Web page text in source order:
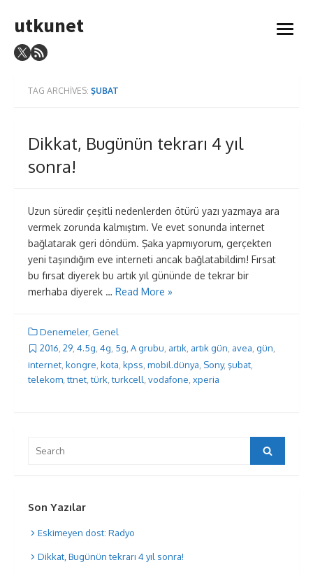
to
utkunet
open
TAG ARCHIVES: ŞUBAT
Dikkat, Bugünün tekrarı 4 yıl
sonra!
Uzun süredir çeşitli nedenlerden ötürü yazı yazmaya ara
vermek zorunda kalmıştım. Ve evet sonunda internet
bağlatarak geri döndüm. Şaka yapmıyorum, gerçekten
yeni taşındığım eve interneti ancak bağlatabildim! Fırsat
bu fırsat diyerek bu artık yıl gününde de tekrar bir
merhaba diyerek … Read More »
Denemeler, Genel
2016, 29, 4.5g, 4g, 5g, A grubu, artık, artık gün, avea, gün,
internet kongre kota kpss mobil.dünya Sony, şubat
telekom ,ttnet ,türk ,turkcell vodafone xperia
for:
Search
Son Yazılar
Eskimeyen dost: Radyo
Dikkat, Bugünün tekrarı 4 yıl sonra!